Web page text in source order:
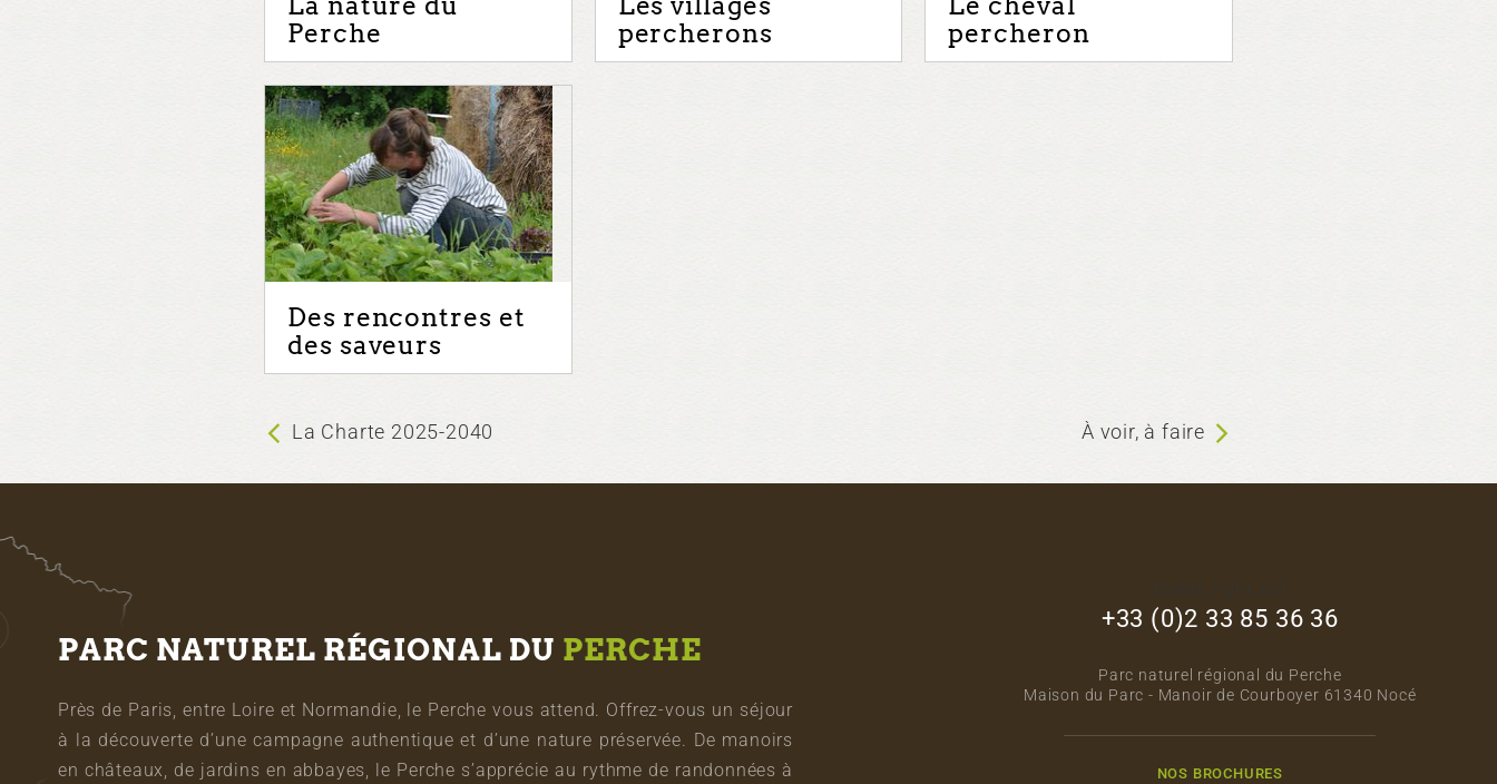
Perche
percherons
percheron
Des rencontres et
des saveurs
La Charte 2025-2040 À voir, à faire
PARC NATUREL RÉGIONAL DU PERCHE
Près de Paris, entre Loire et Normandie, le Perche vous attend. Offrez-vous un séjour
à la découverte d’une campagne authentique et d’une nature préservée. De manoirs
en châteaux, de jardins en abbayes, le Perche s’apprécie au rythme de randonnées à
+33 (0)2 33 85 36 36
Parc naturel régional du Perche
Maison du Parc - Manoir de Courboyer 61340 Nocé
NOS BROCHURES